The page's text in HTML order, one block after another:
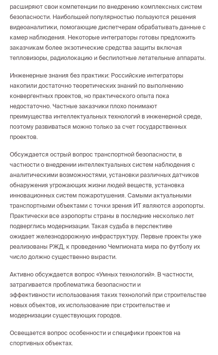
расширяют свои компетенции по внедрению комплексных систем
безопасности. Наибольшей популярностью пользуются решения
видеоаналитики, помогающие диспетчерам обрабатывать данные с
камер наблюдения. Некоторые интеграторы готовы предложить
заказчикам более экзотические средства защиты включая
тепловизоры, радиолокацию и беспилотные летательные аппараты.
Инженерные знания без практики: Российские интеграторы
накопили достаточно теоретических знаний по выполнению
конвергентных проектов, но практического опыта пока
недостаточно. Частные заказчики плохо понимают
преимущества интеллектуальных технологий в инженерной среде,
поэтому развиваться можно только за счет государственных
проектов.
Обсуждается острый вопрос транспортной безопасности, в
частности о внедрении интеллектуальных систем наблюдения с
аналитическими возможностями, установки различных датчиков
обнаружения угрожающих жизни людей веществ, установка
инновационных систем пожаротушения. Самыми актуальными
транспортными объектами с точки зрения ИТ являются аэропорты.
Практически все аэропорты страны в последние несколько лет
подверглись модернизации. Такая судьба в перспективе
ожидает железнодорожную инфраструктуру. Первые проекты уже
реализованы РЖД, к проведению Чемпионата мира по футболу их
число должно существенно вырасти.
Активно обсуждается вопрос «Умных технологий». В частности,
затрагивается проблематика безопасности и
эффективности использования таких технологий при строительстве
новых объектов, их использование при строительстве и
модернизации существующих городов.
Освещается вопрос особенности и специфики проектов на
спортивных объектах.